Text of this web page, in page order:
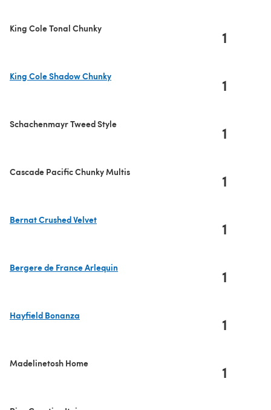
King Cole Tonal Chunky 1
King Cole Shadow Chunky
1
Schachenmayr Tweed Style 1
Cascade Pacific Chunky Multis 1
Bernat Crushed Velvet
1
Bergere de France Arlequin
1
Hayfield Bonanza
1
Madelinetosh Home 1